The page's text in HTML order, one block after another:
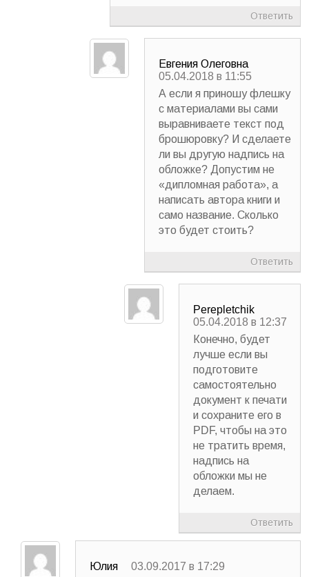
Ответить
Евгения Олеговна
05.04.2018 в 11:55
А если я приношу флешку
с материалами вы сами
выравниваете текст под
брошюровку? И сделаете
ли вы другую надпись на
обложке? Допустим не
«дипломная работа», а
написать автора книги и
само название. Сколько
это будет стоить?
Ответить
Perepletchik
05.04.2018 в 12:37
Конечно, будет
лучше если вы
подготовите
самостоятельно
документ к печати
и сохраните его в
PDF, чтобы на это
не тратить время,
надпись на
обложки мы не
делаем.
Ответить
Юлия
03.09.2017 в 17:29